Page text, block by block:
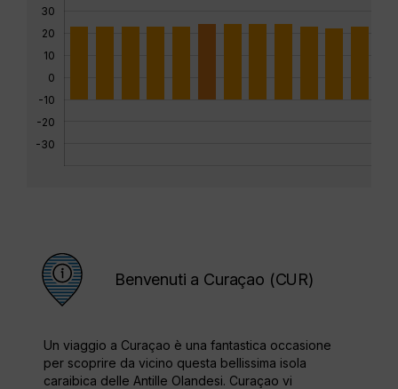
30
20
10
0
-10
-20
-30
Benvenuti a Curaçao (CUR)
Un viaggio a Curaçao è una fantastica occasione
per scoprire da vicino questa bellissima isola
caraibica delle Antille Olandesi. Curaçao vi